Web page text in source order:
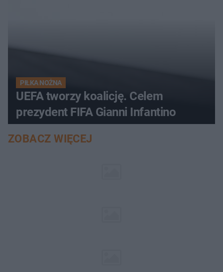
PIŁKA NOŻNA
UEFA tworzy koalicję. Celem
prezydent FIFA Gianni Infantino
ZOBACZ WIĘCEJ